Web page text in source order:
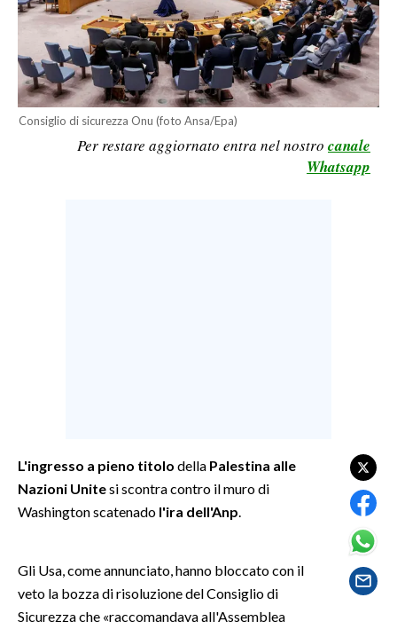
SERVIZI ALLE IMPRESE
LAVORO
CULTURA
SPETTACOLI
SALUTE
Consiglio di sicurezza Onu (foto Ansa/Epa)
Per restare aggiornato entra nel nostro canale
Whatsapp
L'ingresso a pieno titolo della Palestina alle
Nazioni Unitesi scontra contro il muro di
Washington scatenado l'ira dell'Anp
Gli Usa, come annunciato, hanno bloccato con il
veto la bozza di risoluzione del Consiglio di
Sicurezza che «raccomandava all'Assemblea